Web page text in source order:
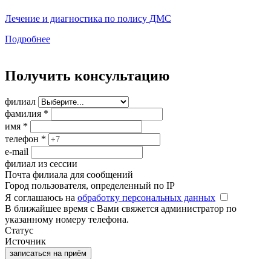
Лечение и диагностика по полису ДМС
Подробнее
Получить консультацию
филиал
фамилия *
имя *
телефон *
e-mail
филиал из сессии
Почта филиала для сообщений
Город пользователя, определенный по IP
Я соглашаюсь на обработку персональных данных
В ближайшее время с Вами свяжется администратор по
указанному номеру телефона.
Статус
Источник